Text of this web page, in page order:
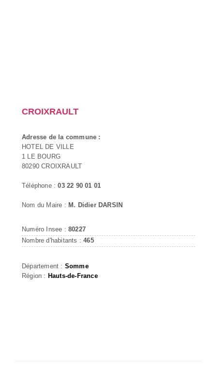
CROIXRAULT
Adresse de la commune :
HOTEL DE VILLE
1 LE BOURG
80290 CROIXRAULT
Téléphone :03 22 90 01 01
Nom du Maire : M. Didier DARSIN
Numéro Insee : 80227
Nombre d'habitants :465
Département : Somme
Région : Hauts-de-France